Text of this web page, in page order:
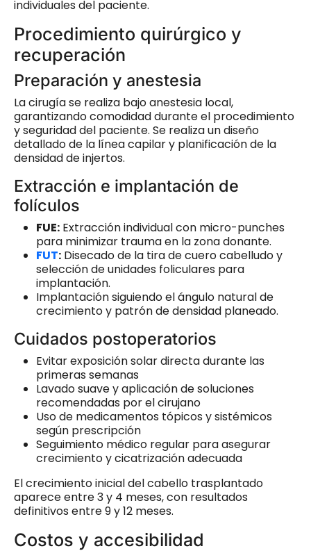
individuales del paciente.
Procedimiento quirúrgico y
recuperación
Preparación y anestesia
La cirugía se realiza bajo anestesia local,
garantizando comodidad durante el procedimiento
y seguridad del paciente. Se realiza un diseño
detallado de la línea capilar y planificación de la
densidad de injertos.
Extracción e implantación de
folículos
FUE: Extracción individual con micro-punches
para minimizar trauma en la zona donante.
FUT: Disecado de la tira de cuero cabelludo y
selección de unidades foliculares para
implantación.
Implantación siguiendo el ángulo natural de
crecimiento y patrón de densidad planeado.
Cuidados postoperatorios
Evitar exposición solar directa durante las
primeras semanas
Lavado suave y aplicación de soluciones
recomendadas por el cirujano
Uso de medicamentos tópicos y sistémicos
según prescripción
Seguimiento médico regular para asegurar
crecimiento y cicatrización adecuada
El crecimiento inicial del cabello trasplantado
aparece entre 3 y 4 meses, con resultados
definitivos entre 9 y 12 meses.
Costos y accesibilidad